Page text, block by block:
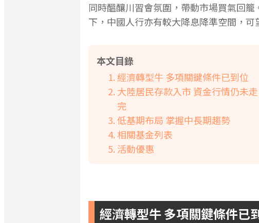
同時醞釀川習會氛圍，帶動市場買氣回
下，中國人行亦有較大降息降準空間，
本文目錄
經濟轉型牛 多項關鍵條件已到位
大陸居民存款入市 資金行情仍未走
完
低基期布局 掌握中長期趨勢
相關基金列表
活動優惠
經濟轉型牛 多項關鍵條件已